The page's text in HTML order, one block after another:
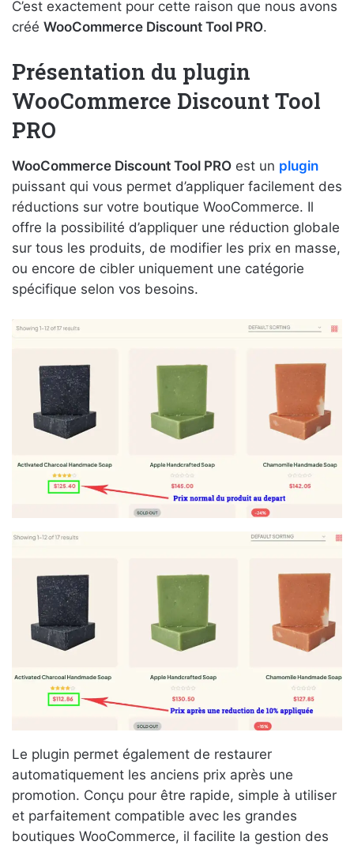
C’est exactement pour cette raison que nous avons
créé WooCommerce Discount Tool PRO.
Présentation du plugin
WooCommerce Discount Tool
PRO
WooCommerce Discount Tool PRO est un plugin
puissant qui vous permet d’appliquer facilement des
réductions sur votre boutique WooCommerce. Il
offre la possibilité d’appliquer une réduction globale
sur tous les produits, de modifier les prix en masse,
ou encore de cibler uniquement une catégorie
spécifique selon vos besoins.
Le plugin permet également de restaurer
automatiquement les anciens prix après une
promotion. Conçu pour être rapide, simple à utiliser
et parfaitement compatible avec les grandes
boutiques WooCommerce, il facilite la gestion des